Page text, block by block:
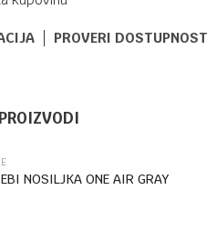
PROVERI DOSTUPNOST
nosiljke
NOSILJKA ONE AIR GRAY